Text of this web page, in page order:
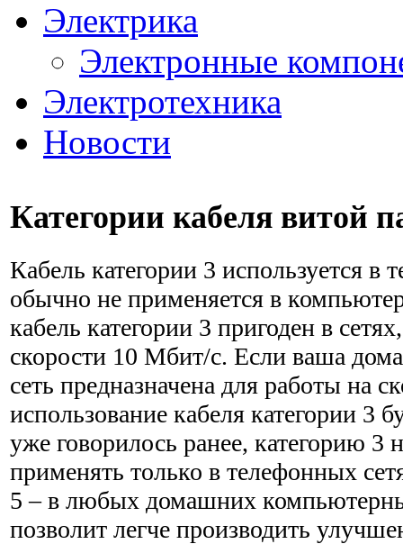
Электрика
Электронные
Электротехника
Новости
Категории кабеля витой
Кабель категории 3 используется в
обычно не применяется в
кабель категории 3 пригоден в
скорости 10 Мбит/с. Если ваша
сеть предназначена для работы на
использование кабеля категории 3
уже говорилось ранее, категорию 3
применять только в теле­фонных
5 – в любых домашних
позволит легче производить